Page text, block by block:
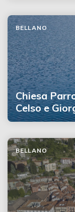
Chiesa
Celso e
BELLANO
BELLANO